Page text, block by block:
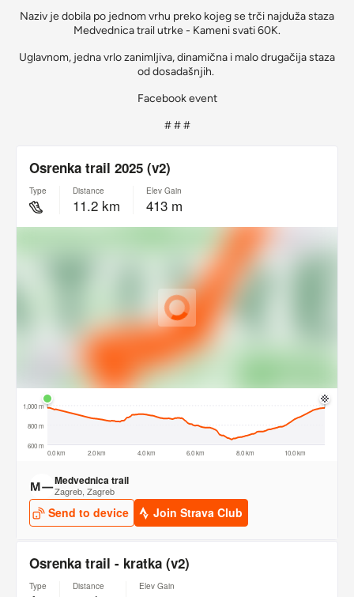
Naziv je dobila po jednom vrhu preko kojeg se trči najduža staza
Medvednica trail utrke - Kameni svati 60K.
Uglavnom, jedna vrlo zanimljiva, dinamična i malo drugačija staza
od dosadašnjih.
Facebook event
# # #